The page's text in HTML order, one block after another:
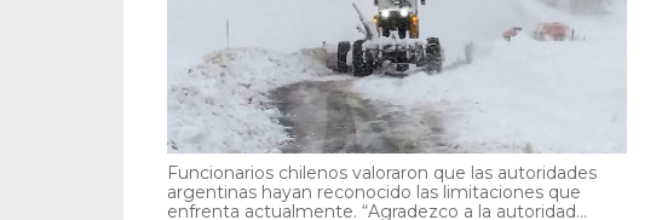
Funcionarios chilenos valoraron que las autoridades
argentinas hayan reconocido las limitaciones que
enfrenta actualmente. “Agradezco a la autoridad...